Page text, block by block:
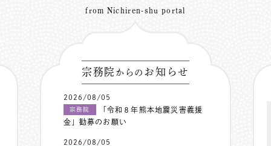
from Nichiren-shu portal
宗務院 からの お知らせ
2026/08/05
宗務院
「令和８年熊本地震災害義援
金」勧募のお願い
2026/08/05